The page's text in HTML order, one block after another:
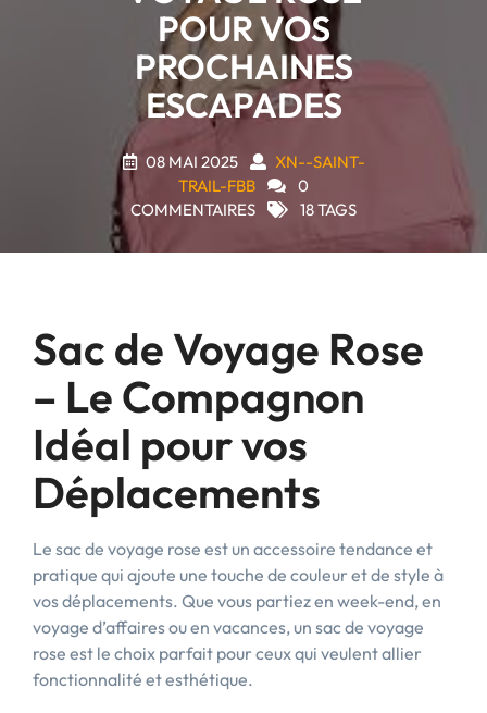
POUR VOS
PROCHAINES
ESCAPADES
08 MAI 2025
XN--SAINT-
TRAIL-FBB
0
COMMENTAIRES
18 TAGS
Sac de Voyage Rose
– Le Compagnon
Idéal pour vos
Déplacements
Le sac de voyage rose est un accessoire tendance et
pratique qui ajoute une touche de couleur et de style à
vos déplacements. Que vous partiez en week-end, en
voyage d’affaires ou en vacances, un sac de voyage
rose est le choix parfait pour ceux qui veulent allier
fonctionnalité et esthétique.